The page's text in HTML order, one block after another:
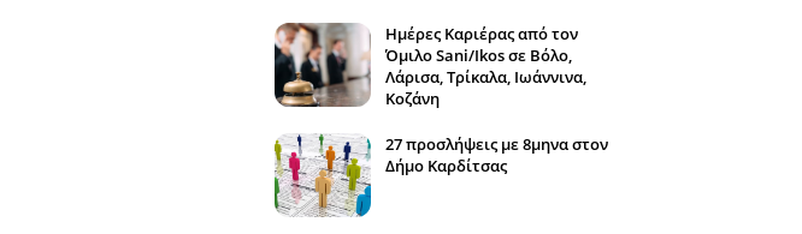
Ημέρες Καριέρας από τον
Όμιλο Sani/Ikos σε Βόλο,
Λάρισα, Τρίκαλα, Ιωάννινα,
Κοζάνη
27 προσλήψεις με 8μηνα στον
Δήμο Καρδίτσας